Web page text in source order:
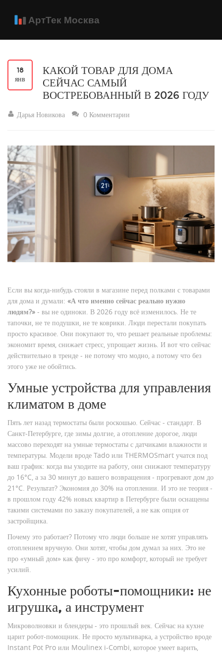
18
янв
КАКОЙ ТОВАР ДЛЯ ДОМА
СЕЙЧАС САМЫЙ
ВОСТРЕБОВАННЫЙ В 2026 ГОДУ
Дарья Новикова 0 Комментарии
Если вы когда-нибудь стояли в магазине перед полками с товарами
для дома и думали: «А что именно сейчас реально нужно
людям?» - вы не одиноки. В 2026 году всё изменилось. Не те
тапочки, не те подушки, не те коврики. Люди перестали покупать
просто красивое. Они покупают то, что решает реальные проблемы:
экономит время, снижает стресс, упрощает жизнь. И вот что сейчас
действительно в тренде - не потому что модно, а потому что без
этого уже не обойтись.
Умные устройства для управления
климатом в доме
Пять лет назад термостаты были роскошью. Сейчас - стандарт. В
Санкт-Петербурге, где зимы долгие, а отопление дорогое, люди
массово переходят на умные термостаты с датчиками влажности и
температуры. Модели вроде Tado или THERMOSmart учатся под
ваш график: когда вы уходите на работу, они снижают температуру
до 16°C, а за 30 минут до вашего возвращения - прогревают дом до
21°C. Результат? Экономия до 30% на отоплении. И это не теория -
в прошлом году 42% новых квартир в Петербурге были оснащены
такими системами по заказу покупателей, а не как опция от
застройщика.
Почему это работает? Потому что люди больше не хотят управлять
отоплением вручную. Они хотят, чтобы дом думал за них. Это не
про «умный дом» как фичу - это про комфорт, который не требует
усилий.
Кухонные роботы-помощники: не
игрушка, а инструмент
Микроволновки и блендеры - это прошлый век. Сейчас на кухне
царит робот-помощник. Не просто мультиварка, а устройство вроде
Instant Pot Pro или Moulinex i-Combi, которое умеет варить,